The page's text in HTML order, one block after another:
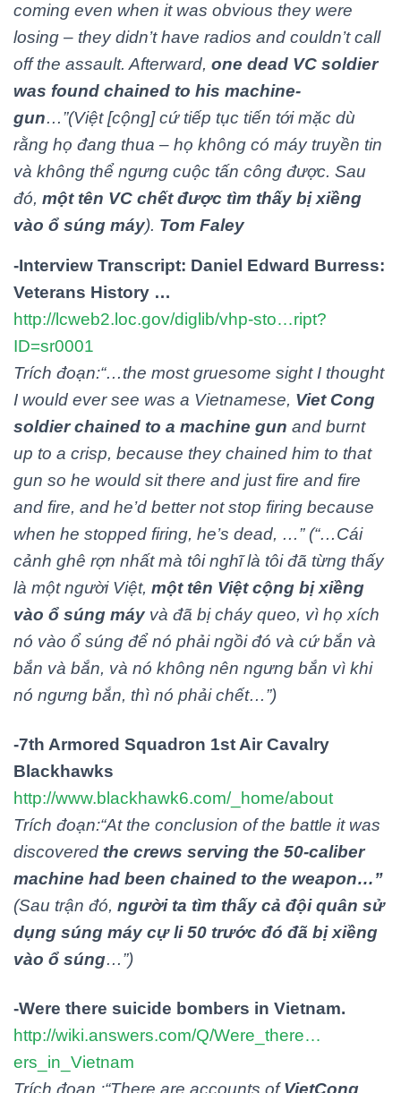
coming even when it was obvious they were
losing – they didn’t have radios and couldn’t call
off the assault. Afterward, one dead VC soldier
was found chained to his machine-
gun…”(Việt [cộng] cứ tiếp tục tiến tới mặc dù
rằng họ đang thua – họ không có máy truyền tin
và không thể ngưng cuộc tấn công được. Sau
đó, một tên VC chết được tìm thấy bị xiềng
vào ổ súng máy). Tom Faley
-Interview Transcript: Daniel Edward Burress:
Veterans History …
http://lcweb2.loc.gov/diglib/vhp-sto…ript?
ID=sr0001
Trích đoạn:“…the most gruesome sight I thought
I would ever see was a Vietnamese, Viet Cong
soldier chained to a machine gun and burnt
up to a crisp, because they chained him to that
gun so he would sit there and just fire and fire
and fire, and he’d better not stop firing because
when he stopped firing, he’s dead, …” (“…Cái
cảnh ghê rợn nhất mà tôi nghĩ là tôi đã từng thấy
là một người Việt, một tên Việt cộng bị xiềng
vào ổ súng máy và đã bị cháy queo, vì họ xích
nó vào ổ súng để nó phải ngồi đó và cứ bắn và
bắn và bắn, và nó không nên ngưng bắn vì khi
nó ngưng bắn, thì nó phải chết…”)
-7th Armored Squadron 1st Air Cavalry
Blackhawks
http://www.blackhawk6.com/_home/about
Trích đoạn:“At the conclusion of the battle it was
discovered the crews serving the 50-caliber
machine had been chained to the weapon…”
(Sau trận đó, người ta tìm thấy cả đội quân sử
dụng súng máy cự li 50 trước đó đã bị xiềng
vào ổ súng…”)
-Were there suicide bombers in Vietnam.
http://wiki.answers.com/Q/Were_there…
ers_in_Vietnam